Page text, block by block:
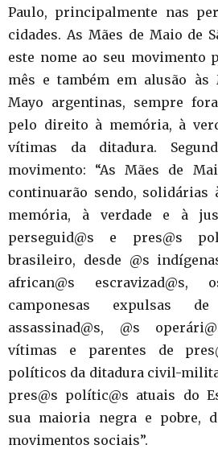
Paulo, principalmente nas
cidades. As Mães de Maio de
este nome ao seu movimento
mês e também em alusão às
Mayo argentinas, sempre
pelo direito à memória, à
vítimas da ditadura.
movimento: “As Mães de
continuarão sendo,
memória, à verdade e à
perseguid@s e pres@s
brasileiro, desde @s
african@s escravizad@s,
camponesas expulsas
assassinad@s, @s
vítimas e parentes de
políticos da ditadura civil-
pres@s polític@s atuais do
sua maioria negra e pobre,
movimentos sociais”.